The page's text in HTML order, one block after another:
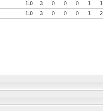
1.0 3 0 0 0 1 1
1.0 3 0 0 0 1 2